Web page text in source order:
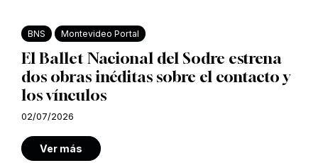
BNS Montevideo Portal
El Ballet Nacional del Sodre estrena
dos obras inéditas sobre el contacto y
los vínculos
02/07/2026
Ver más